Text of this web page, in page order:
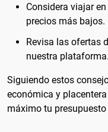
Considera viajar
precios más bajos.
Revisa las ofertas
nuestra plataforma.
Siguiendo estos
económica y
máximo tu presupuesto